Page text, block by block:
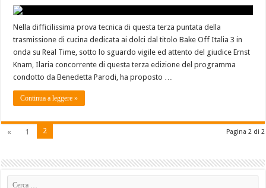
Nella difficilissima prova tecnica di questa terza puntata della
trasmissione di cucina dedicata ai dolci dal titolo Bake Off Italia 3 in
onda su Real Time, sotto lo sguardo vigile ed attento del giudice Ernst
Knam, Ilaria concorrente di questa terza edizione del programma
condotto da Benedetta Parodi, ha proposto …
Continua a leggere »
Pagina 2 di 2
« 1 2